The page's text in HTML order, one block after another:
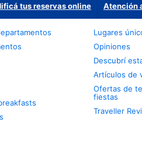
tus reservas online Atención
Lugares
Opiniones
Descubrí
Artículos de
Ofertas de
fiestas
Traveller